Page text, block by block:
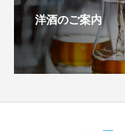
洋酒のご案内